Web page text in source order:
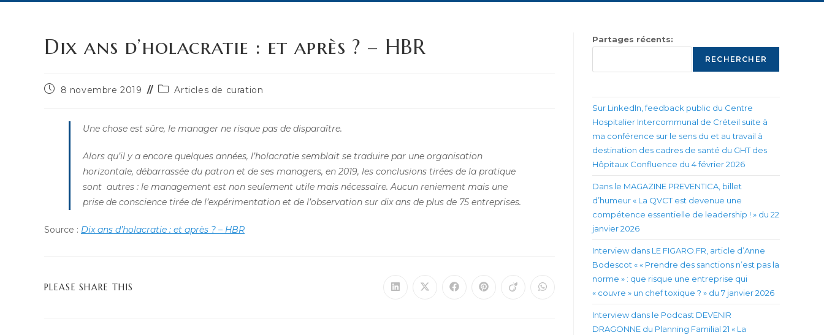
Dix ans d’holacratie : et après ? – HBR
Publication
8 novembre 2019
PostArticles de curation
Une chose est sûre, le manager ne risque pas de disparaître.
Alors qu’il y a encore quelques années, l’holacratie semblait se traduire par une organisation
horizontale, débarrassée du patron et de ses managers, en 2019, les conclusions tirées de la pratique
sont autres : le management est non seulement utile mais nécessaire. Aucun reniement mais une
prise de conscience tirée de l’expérimentation et de l’observation sur dix ans de plus de 75 entreprises.
Source : Dix ans d’holacratie : et après ? – HBR
PLEASE SHARE THIS Ouvrir Ouvrir Ouvrir Ouvrir Ouvrir Ouvrir
Partages récents:
RECHERCHER
Sur LinkedIn, feedback public du Centre
Hospitalier Intercommunal de Créteil suite à
ma conférence sur le sens du et au travail à
destination des cadres de santé du GHT des
Hôpitaux Confluence du 4 février 2026
Dans le MAGAZINE PREVENTICA, billet
d’humeur « La QVCT est devenue une
compétence essentielle de leadership ! » du 22
janvier 2026
Interview dans LE FIGARO.FR, article d’Anne
Bodescot « « Prendre des sanctions n’est pas la
norme » : que risque une entreprise qui
« couvre » un chef toxique ? » du 7 janvier 2026
Interview dans le Podcast DEVENIR
DRAGONNE du Planning Familial 21 « La